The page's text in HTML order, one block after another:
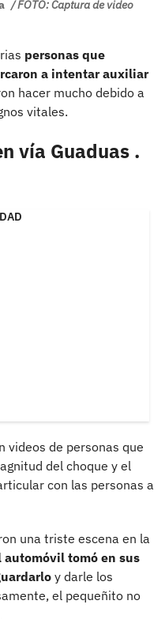
/ FOTO: Captura de video
personas que
a intentar auxiliar
hacer mucho debido a
vitales.
vía Guaduas .
videos de personas que
del choque y el
con las personas a
una triste escena en la
tomó en sus
y darle los
el pequeñito no